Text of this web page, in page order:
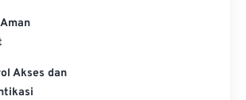
Akses dan